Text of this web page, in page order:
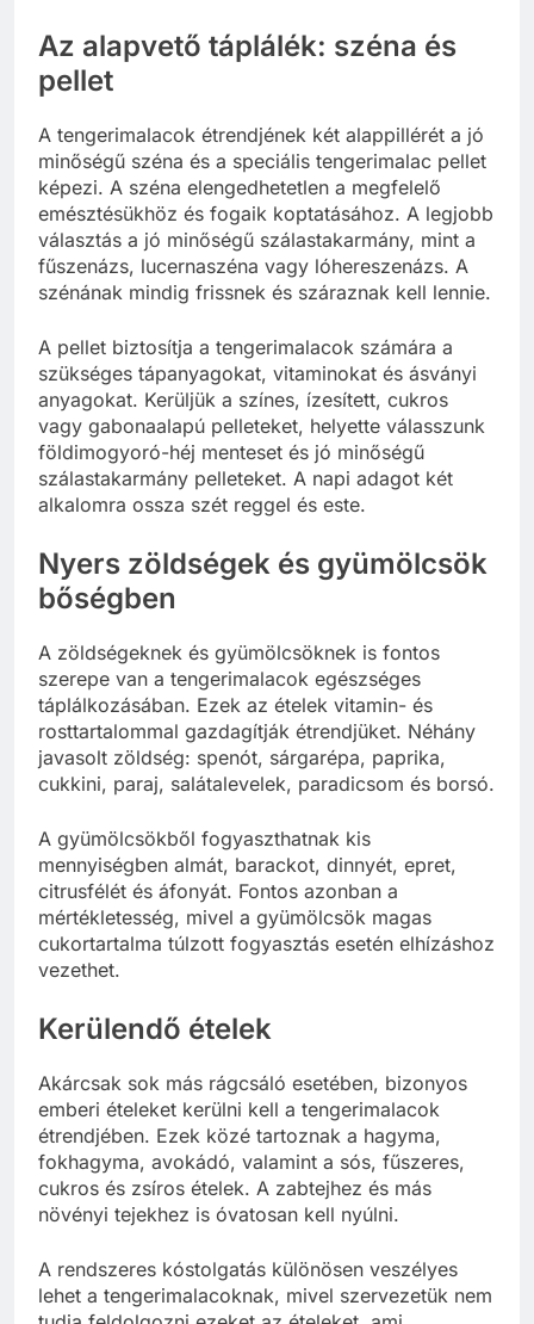
Az alapvető táplálék: széna és
pellet
A tengerimalacok étrendjének két alappillérét a jó
minőségű széna és a speciális tengerimalac pellet
képezi. A széna elengedhetetlen a megfelelő
emésztésükhöz és fogaik koptatásához. A legjobb
választás a jó minőségű szálastakarmány, mint a
fűszenázs, lucernaszéna vagy lóhereszenázs. A
szénának mindig frissnek és száraznak kell lennie.
A pellet biztosítja a tengerimalacok számára a
szükséges tápanyagokat, vitaminokat és ásványi
anyagokat. Kerüljük a színes, ízesített, cukros
vagy gabonaalapú pelleteket, helyette válasszunk
földimogyoró-héj menteset és jó minőségű
szálastakarmány pelleteket. A napi adagot két
alkalomra ossza szét reggel és este.
Nyers zöldségek és gyümölcsök
bőségben
A zöldségeknek és gyümölcsöknek is fontos
szerepe van a tengerimalacok egészséges
táplálkozásában. Ezek az ételek vitamin- és
rosttartalommal gazdagítják étrendjüket. Néhány
javasolt zöldség: spenót, sárgarépa, paprika,
cukkini, paraj, salátalevelek, paradicsom és borsó.
A gyümölcsökből fogyaszthatnak kis
mennyiségben almát, barackot, dinnyét, epret,
citrusfélét és áfonyát. Fontos azonban a
mértékletesség, mivel a gyümölcsök magas
cukortartalma túlzott fogyasztás esetén elhízáshoz
vezethet.
Kerülendő ételek
Akárcsak sok más rágcsáló esetében, bizonyos
emberi ételeket kerülni kell a tengerimalacok
étrendjében. Ezek közé tartoznak a hagyma,
fokhagyma, avokádó, valamint a sós, fűszeres,
cukros és zsíros ételek. A zabtejhez és más
növényi tejekhez is óvatosan kell nyúlni.
A rendszeres kóstolgatás különösen veszélyes
lehet a tengerimalacoknak, mivel szervezetük nem